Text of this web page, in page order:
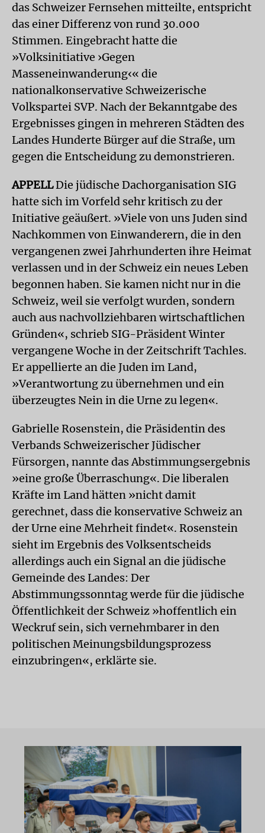
das Schweizer Fernsehen mitteilte, entspricht
das einer Differenz von rund 30.000
Stimmen. Eingebracht hatte die
»Volksinitiative ›Gegen
Masseneinwanderung‹« die
nationalkonservative Schweizerische
Volkspartei SVP. Nach der Bekanntgabe des
Ergebnisses gingen in mehreren Städten des
Landes Hunderte Bürger auf die Straße, um
gegen die Entscheidung zu demonstrieren.
APPELLDie jüdische Dachorganisation SIG
hatte sich im Vorfeld sehr kritisch zu der
Initiative geäußert. »Viele von uns Juden sind
Nachkommen von Einwanderern, die in den
vergangenen zwei Jahrhunderten ihre Heimat
verlassen und in der Schweiz ein neues Leben
begonnen haben. Sie kamen nicht nur in die
Schweiz, weil sie verfolgt wurden, sondern
auch aus nachvollziehbaren wirtschaftlichen
Gründen«, schrieb SIG-Präsident Winter
vergangene Woche in der Zeitschrift Tachles.
Er appellierte an die Juden im Land,
»Verantwortung zu übernehmen und ein
überzeugtes Nein in die Urne zu legen«.
Gabrielle Rosenstein, die Präsidentin des
Verbands Schweizerischer Jüdischer
Fürsorgen, nannte das Abstimmungsergebnis
»eine große Überraschung«. Die liberalen
Kräfte im Land hätten »nicht damit
gerechnet, dass die konservative Schweiz an
der Urne eine Mehrheit findet«. Rosenstein
sieht im Ergebnis des Volksentscheids
allerdings auch ein Signal an die jüdische
Gemeinde des Landes: Der
Abstimmungssonntag werde für die jüdische
Öffentlichkeit der Schweiz »hoffentlich ein
Weckruf sein, sich vernehmbarer in den
politischen Meinungsbildungsprozess
einzubringen«, erklärte sie.